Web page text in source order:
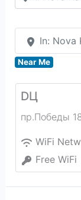
In: Nova
Near Me
DЦ
пр.Победы
WiFi
Free WiFi